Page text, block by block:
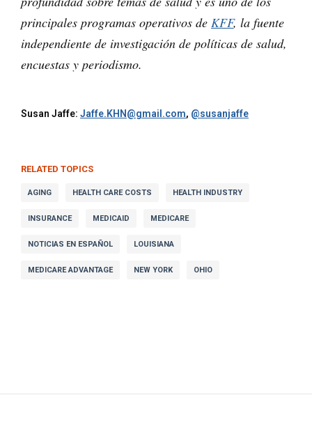
principales programas operativos de KFF, la fuente
independiente de investigación de políticas de salud,
encuestas y periodismo.
Susan Jaffe: Jaffe.KHN@gmail.com, @susanjaffe
RELATED TOPICS
AGING HEALTH CARE COSTS HEALTH INDUSTRY
INSURANCE MEDICAID MEDICARE
NOTICIAS EN ESPAÑOL LOUISIANA
MEDICARE ADVANTAGE NEW YORK OHIO